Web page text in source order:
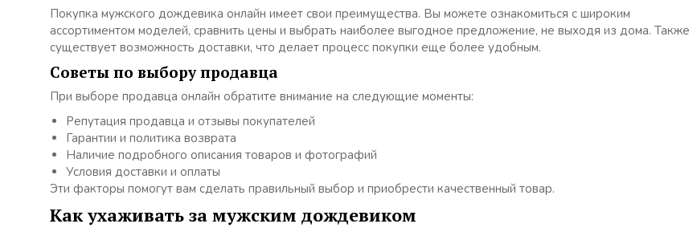
Покупка мужского дождевика онлайн имеет свои преимущества. Вы можете ознакомиться с широким
ассортиментом моделей, сравнить цены и выбрать наиболее выгодное предложение, не выходя из дома. Также
существует возможность доставки, что делает процесс покупки еще более удобным.
Советы по выбору продавца
При выборе продавца онлайн обратите внимание на следующие моменты:
Репутация продавца и отзывы покупателей
Гарантии и политика возврата
Наличие подробного описания товаров и фотографий
Условия доставки и оплаты
Эти факторы помогут вам сделать правильный выбор и приобрести качественный товар.
Как ухаживать за мужским дождевиком